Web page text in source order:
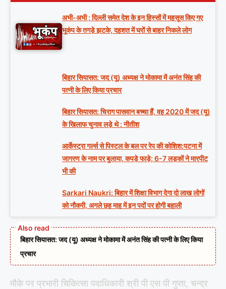
अभी-अभी ; दिल्ली समेत देश के इन हिस्सों में महसूस किए गए
भूकंप के तगड़े झटके, दहशत में घरों से बाहर निकले लोग
बिहार सियासत: जद (यू) अध्यक्ष ने मोकामा में अनंत सिंह की
पत्नी के लिए किया प्रचार
बिहार सियासत: चिराग पासवान बच्चा हैं, वह 2020 में जद (यू)
के खिलाफ चुनाव लड़े थे : नीतीश
आर्केस्ट्रा गर्ल्स से पिस्टल के बल पर रेप की कोशिश:पटना में
जागरण के नाम पर बुलाया, कपड़े फाड़े; 6-7 लड़कों ने मारपीट
भी की
Sarkari Naukri: बिहार में शिक्षा विभाग देगा दो लाख लोगों
को नौकरी, अगले छह माह में इन पदों पर होगी बहाली
बिहार सियासत: जद (यू) अध्यक्ष ने मोकामा में अनंत सिंह की पत्नी के लिए किया
प्रचार
मौके पर प्रभारी चिकित्सा पदाधिकारी श्री पी एस पी गुप्ता, चन्द्र